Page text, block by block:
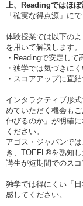
上、Readingではほ
「確実な得点源」に
体験授業では以下の
を用いて解説します。
・Readingで安定し
・独学では気づきに
・スコアアップに直
インタラクティブ形
めていただく機会も
伸びるのか」が明確
ください。
アゴス・ジャパンで
き、TOEFL®を熟知
講生が短期間でのスコ
独学では得にくい「
感してください。